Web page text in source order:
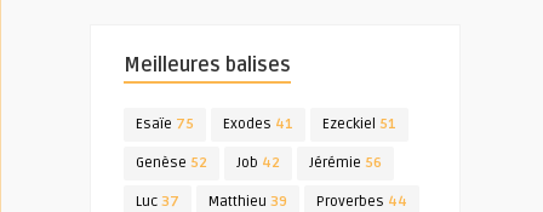
Meilleures balises
Esaïe 75 Exodes 41 Ezeckiel 51
Genèse 52 Job 42 Jérémie 56
Luc 37 Matthieu 39 Proverbes 44